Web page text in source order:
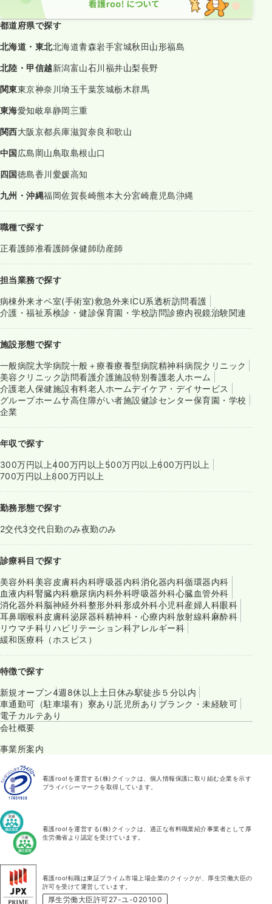
都道府県で探す
北海道・東北北海道青森岩手宮城秋田山形福島
北陸・甲信越新潟富山石川福井山梨長野
関東東京神奈川埼玉千葉茨城栃木群馬
東海愛知岐阜静岡三重
関西大阪京都兵庫滋賀奈良和歌山
中国広島岡山鳥取島根山口
四国徳島香川愛媛高知
九州・沖縄福岡佐賀長崎熊本大分宮崎鹿児島沖縄
職種で探す
正看護師准看護師保健師助産師
担当業務で探す
病棟外来オペ室(手術室)救急外来ICU系透析訪問看護
介護・福祉系検診・健診保育園・学校訪問診療内視鏡治験関連
施設形態で探す
一般病院大学病院一般＋療養療養型病院精神科病院クリニック
美容クリニック訪問看護介護施設特別養護老人ホーム
介護老人保健施設有料老人ホームデイケア・デイサービス
グループホームサ高住障がい者施設健診センター保育園・学校
企業
年収で探す
300万円以上400万円以上 500万円以上600万円以上
700万円以上800万円以上
勤務形態で探す
2交代3交代日勤のみ夜勤のみ
診療科目で探す
美容外科美容皮膚科内科呼吸器内科消化器内科循環器内科
血液内科腎臓内科糖尿病内科外科呼吸器外科心臓血管外科
消化器外科脳神経外科整形外科形成外科小児科産婦人科眼科
耳鼻咽喉科皮膚科泌尿器科精神科・心療内科放射線科麻酔科
リウマチ科リハビリテーション科アレルギー科
緩和医療科（ホスピス）
特徴で探す
新規オープン4週8休以上 土日休み駅徒歩５分以内
車通勤可（駐車場有） 寮あり託児所あり ブランク・未経験可
電子カルテあり
会社概要
事業所案内
看護roo!を運営する(株)クイックは、個人情報保護に取り組む企業を示す
プライバシーマークを取得しています。
看護roo!を運営する(株)クイックは、適正な有料職業紹介事業者として厚
生労働省より認定を受けています。
看護roo!転職は東証プライム市場上場企業のクイックが、厚生労働大臣の
許可を受けて運営しています。
厚生労働大臣許可27-ユ-020100